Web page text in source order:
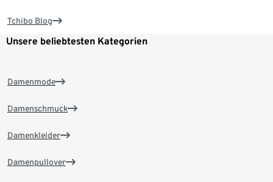
Tchibo Blog
Unsere beliebtesten Kategorien
Damenmode
Damenschmuck
Damenkleider
Damenpullover